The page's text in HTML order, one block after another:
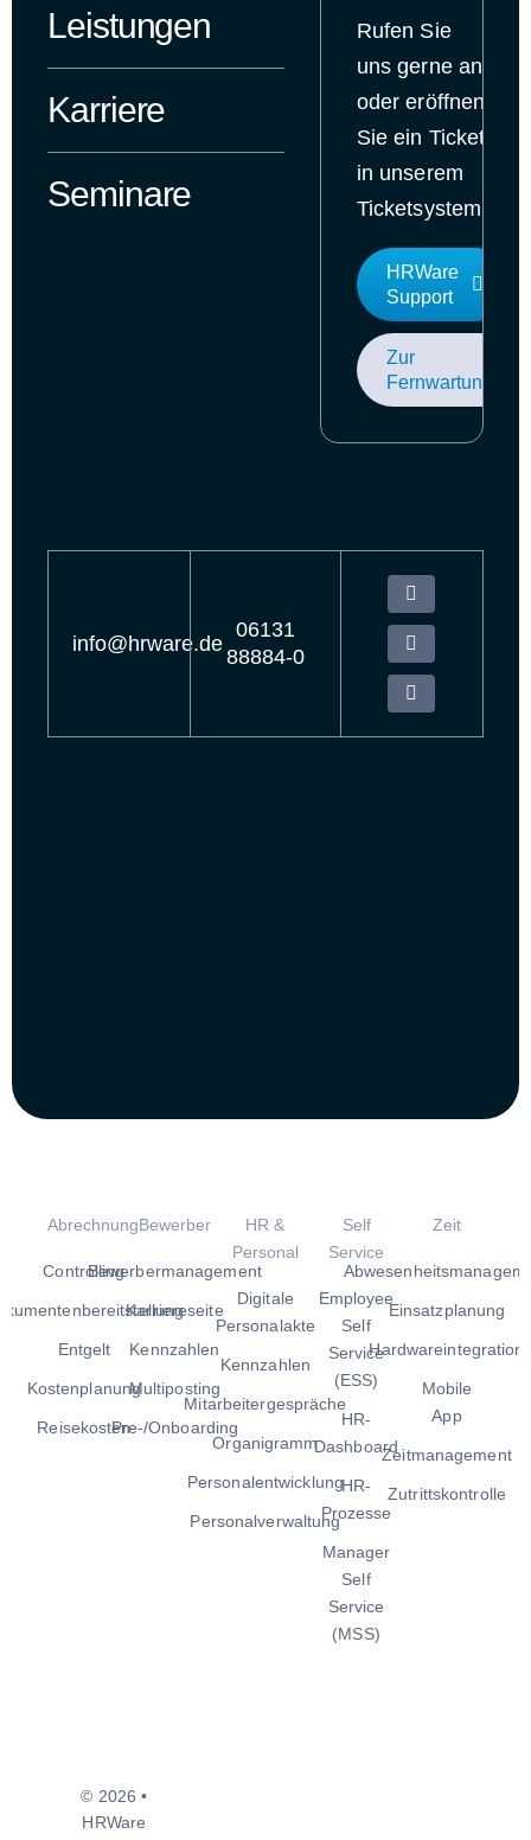
Leistungen
Karriere
Seminare
Rufen Sie
uns gerne an
oder eröffnen
Sie ein Ticket
in unserem
Ticketsystem.
HRWare
Support
Zur
Fernwartung
info@hrware.de
06131
88884-0
Abrechnung
Controlling
Entgelt
Kostenplanung
Reisekosten
Bewerber
Bewerbermanagement
Karriereseite
Kennzahlen
Multiposting
Pre-/Onboarding
HR &
Personal
Digitale
Personalakte
Kennzahlen
Mitarbeitergespräche
Organigramm
Personalentwicklung
Personalverwaltung
Self
Service
Employee
Self
Service
(ESS)
HR-
Dashboard
HR-
Prozesse
Manager
Self
Service
(MSS)
Zeit
Einsatzplanung
Hardwareintegration
Mobile
App
Zeitmanagement
Zutrittskontrolle
© 2026 •
HRWare